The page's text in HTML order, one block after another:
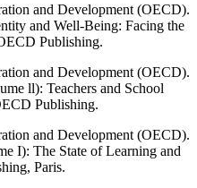
and Development (OECD).
and Well-Being: Facing the
Publishing.
and Development (OECD).
ll): Teachers and School
Publishing.
and Development (OECD).
I): The State of Learning and
Paris.